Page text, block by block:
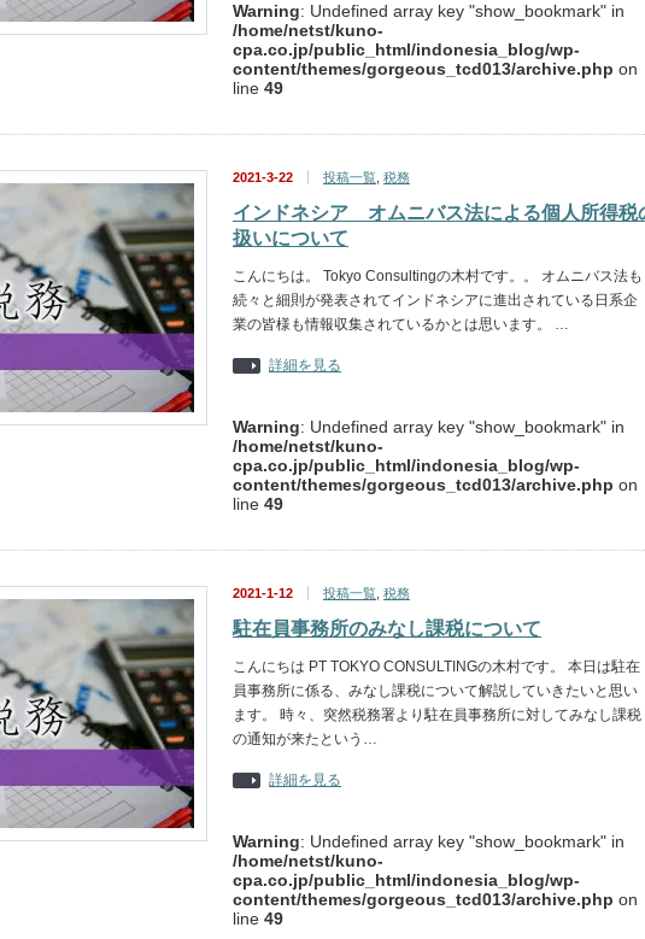
Warning: Undefined array key "show_bookmark" in
/home/netst/kuno-
cpa.co.jp/public_html/indonesia_blog/wp-
content/themes/gorgeous_tcd013/archive.php on
line 49
2021-3-22 投稿一覧 税務
インドネシア オムニバス法による個人所得税
扱いについて
こんにちは。 Tokyo Consultingの木村です。。 オムニバス法も
続々と細則が発表されてインドネシアに進出されている日系企
業の皆様も情報収集されているかとは思います。 …
詳細を見る
Warning: Undefined array key "show_bookmark" in
/home/netst/kuno-
cpa.co.jp/public_html/indonesia_blog/wp-
content/themes/gorgeous_tcd013/archive.php on
line 49
2021-1-12 投稿一覧 税務
駐在員事務所のみなし課税について
こんにちは PT TOKYO CONSULTINGの木村です。 本日は駐在
員事務所に係る、みなし課税について解説していきたいと思い
ます。 時々、突然税務署より駐在員事務所に対してみなし課税
の通知が来たという…
詳細を見る
Warning: Undefined array key "show_bookmark" in
/home/netst/kuno-
cpa.co.jp/public_html/indonesia_blog/wp-
content/themes/gorgeous_tcd013/archive.php on
line 49